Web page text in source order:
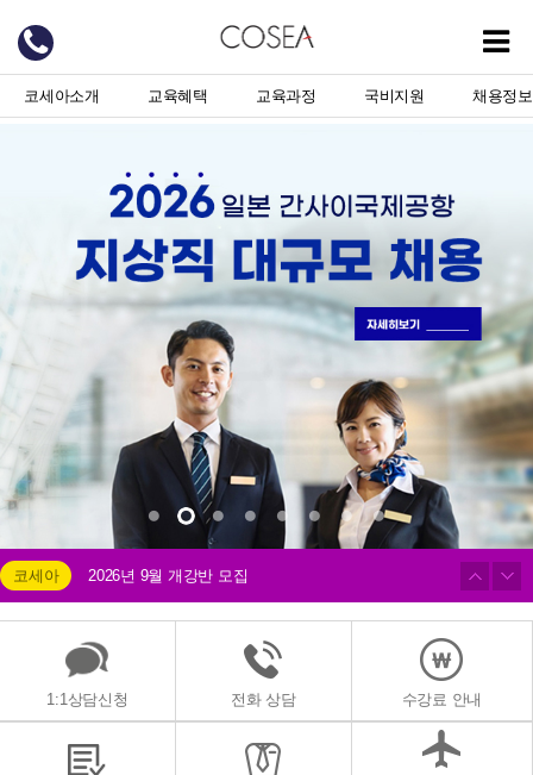
코세아소개 교육혜택 교육과정 국비지원 채용정보
2026년 9월 개강반 모집
코세아
2026년 9월 개강반 모집
1:1상담신청 전화 상담 수강료 안내